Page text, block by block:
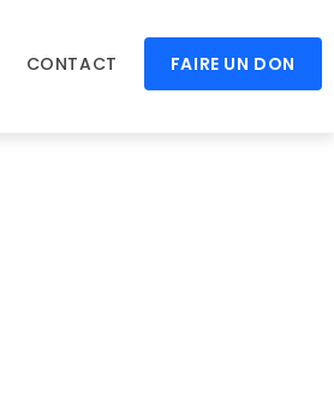
CONTACT FAIRE UN DON